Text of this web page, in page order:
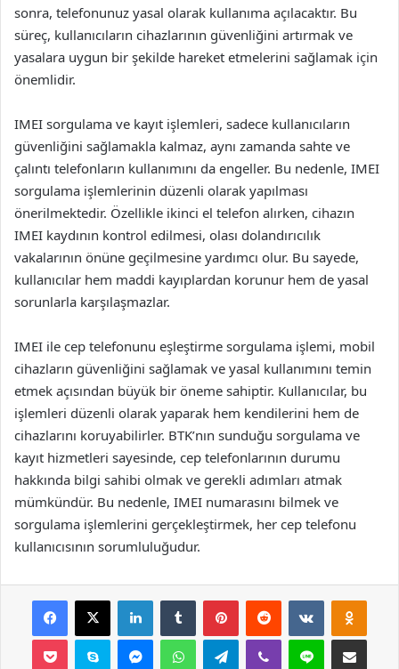
sonra, telefonunuz yasal olarak kullanıma açılacaktır. Bu
süreç, kullanıcıların cihazlarının güvenliğini artırmak ve
yasalara uygun bir şekilde hareket etmelerini sağlamak için
önemlidir.
IMEI sorgulama ve kayıt işlemleri, sadece kullanıcıların
güvenliğini sağlamakla kalmaz, aynı zamanda sahte ve
çalıntı telefonların kullanımını da engeller. Bu nedenle, IMEI
sorgulama işlemlerinin düzenli olarak yapılması
önerilmektedir. Özellikle ikinci el telefon alırken, cihazın
IMEI kaydının kontrol edilmesi, olası dolandırıcılık
vakalarının önüne geçilmesine yardımcı olur. Bu sayede,
kullanıcılar hem maddi kayıplardan korunur hem de yasal
sorunlarla karşılaşmazlar.
IMEI ile cep telefonunu eşleştirme sorgulama işlemi, mobil
cihazların güvenliğini sağlamak ve yasal kullanımını temin
etmek açısından büyük bir öneme sahiptir. Kullanıcılar, bu
işlemleri düzenli olarak yaparak hem kendilerini hem de
cihazlarını koruyabilirler. BTK’nın sunduğu sorgulama ve
kayıt hizmetleri sayesinde, cep telefonlarının durumu
hakkında bilgi sahibi olmak ve gerekli adımları atmak
mümkündür. Bu nedenle, IMEI numarasını bilmek ve
sorgulama işlemlerini gerçekleştirmek, her cep telefonu
kullanıcısının sorumluluğudur.
Facebook
X LinkedInTumblr PinterestReddit VKontakte
Pocket Skype MessengerWhatsAppTelegramViber Line E-Posta ile